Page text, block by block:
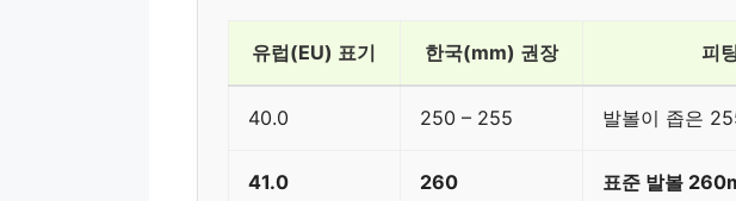
유럽(EU) 표기 한국(mm) 권장 피
40.0 250 – 255 발볼이 좁은
41.0 260 표준 발볼